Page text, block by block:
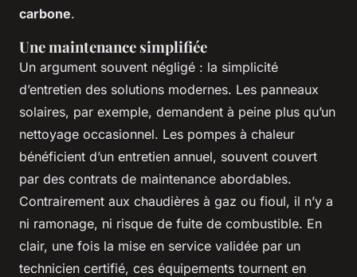
carbone.
Une maintenance simplifiée
Un argument souvent négligé : la simplicité
d’entretien des solutions modernes. Les panneaux
solaires, par exemple, demandent à peine plus qu’un
nettoyage occasionnel. Les pompes à chaleur
bénéficient d’un entretien annuel, souvent couvert
par des contrats de maintenance abordables.
Contrairement aux chaudières à gaz ou fioul, il n’y a
ni ramonage, ni risque de fuite de combustible. En
clair, une fois la mise en service validée par un
technicien certifié, ces équipements tournent en